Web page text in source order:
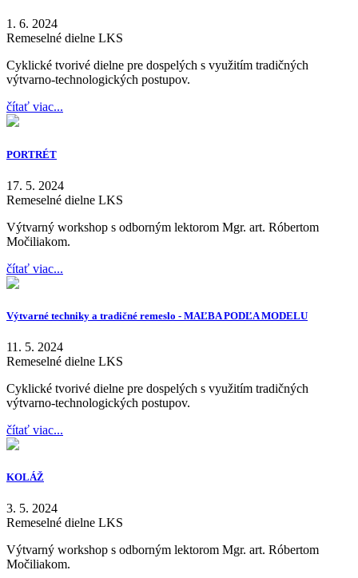
1. 6. 2024
Remeselné dielne LKS
Cyklické tvorivé dielne pre dospelých s využitím tradičných
výtvarno-technologických postupov.
čítať viac...
PORTRÉT
17. 5. 2024
Remeselné dielne LKS
Výtvarný workshop s odborným lektorom Mgr. art. Róbertom
Močiliakom.
čítať viac...
Výtvarné techniky a tradičné remeslo - MAĽBA PODĽA MODELU
11. 5. 2024
Remeselné dielne LKS
Cyklické tvorivé dielne pre dospelých s využitím tradičných
výtvarno-technologických postupov.
čítať viac...
KOLÁŽ
3. 5. 2024
Remeselné dielne LKS
Výtvarný workshop s odborným lektorom Mgr. art. Róbertom
Močiliakom.